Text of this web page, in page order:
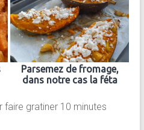
Parsemez de fromage,
dans notre cas la féta
faire gratiner 10 minutes